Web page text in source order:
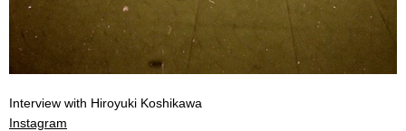
Interview with Hiroyuki Koshikawa
Instagram